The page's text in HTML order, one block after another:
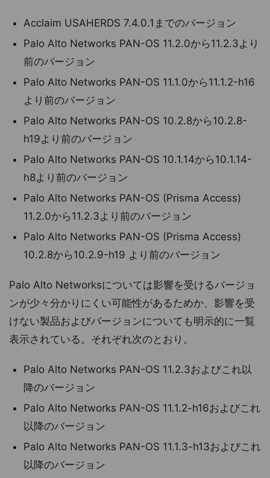
Acclaim USAHERDS 7.4.0.1までのバージョン
Palo Alto Networks PAN-OS 11.2.0から11.2.3より
前のバージョン
Palo Alto Networks PAN-OS 11.1.0から11.1.2-h16
より前のバージョン
Palo Alto Networks PAN-OS 10.2.8から10.2.8-
h19より前のバージョン
Palo Alto Networks PAN-OS 10.1.14から10.1.14-
h8より前のバージョン
Palo Alto Networks PAN-OS (Prisma Access)
11.2.0から11.2.3より前のバージョン
Palo Alto Networks PAN-OS (Prisma Access)
10.2.8から10.2.9-h19 より前のバージョン
Palo Alto Networksについては影響を受けるバージョ
ンが少々分かりにくい可能性があるためか、影響を受
けない製品およびバージョンについても明示的に一覧
表示されている。それぞれ次のとおり。
Palo Alto Networks PAN-OS 11.2.3およびこれ以
降のバージョン
Palo Alto Networks PAN-OS 11.1.2-h16およびこれ
以降のバージョン
Palo Alto Networks PAN-OS 11.1.3-h13およびこれ
以降のバージョン